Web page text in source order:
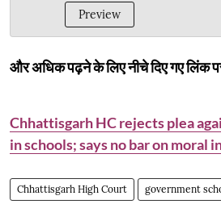
Preview
और अधिक पढ़ने के लिए नीचे दिए गए लिंक
Chhattisgarh HC rejects plea
in schools; says no bar on moral
Chhattisgarh High Court government